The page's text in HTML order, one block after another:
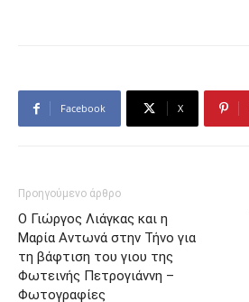
Facebook X
Προηγούμενο άρθρο
Ο Γιώργος Λιάγκας και η
Μαρία Αντωνά στην Τήνο για
τη βάφτιση του γιου της
Φωτεινής Πετρογιάννη –
Φωτογραφίες